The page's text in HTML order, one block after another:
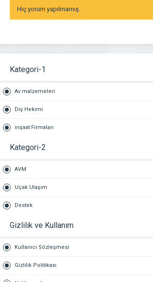
Hiç yorum yapılmamış.
Kategori-1
Av malzemeleri
Diş Hekimi
inşaat Firmaları
Kategori-2
AVM
Uçak Ulaşım
Destek
Gizlilik ve Kullanım
Kullanıcı Sözleşmesi
Gizlilik Politikası